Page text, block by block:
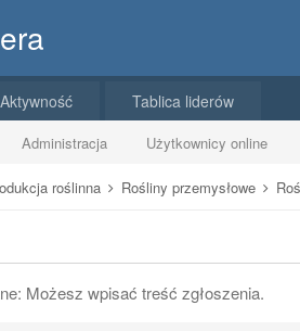
Administracja Użytkownicy online
Aktywność Tablica liderów
roślinna Rośliny przemysłowe
Możesz wpisać treść zgłoszenia.